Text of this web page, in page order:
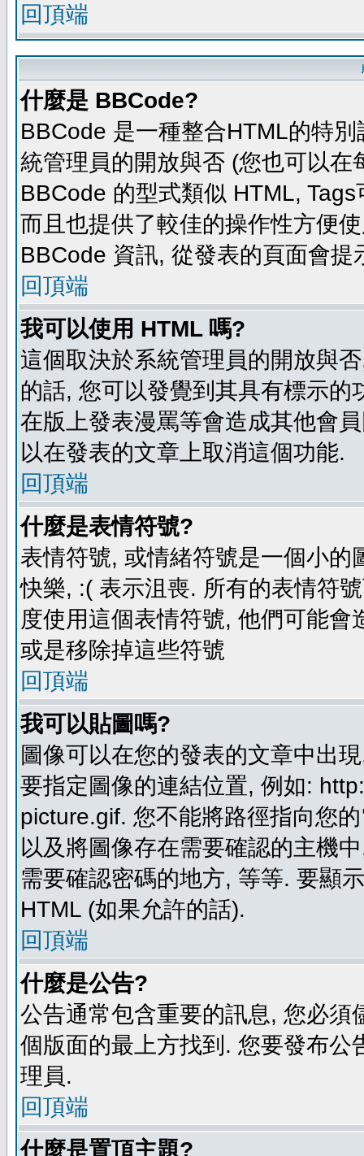
回頂端
什麼是 BBCode?
BBCode 是一種整合HTML的特
統管理員的開放與否 (您也可以
BBCode 的型式類似 HTML,
而且也提供了較佳的操作性方便
BBCode 資訊, 從發表的頁面會提
回頂端
我可以使用 HTML 嗎?
這個取決於系統管理員的開放與
的話, 您可以發覺到其具有標示
在版上發表漫罵等會造成其他會
以在發表的文章上取消這個功能.
回頂端
什麼是表情符號?
表情符號, 或情緒符號是一個小
快樂, :( 表示沮喪. 所有的表情符
度使用這個表情符號, 他們可能
或是移除掉這些符號
回頂端
我可以貼圖嗎?
圖像可以在您的發表的文章中出
要指定圖像的連結位置, 例如:
picture.gif. 您不能將路徑指向您
以及將圖像存在需要確認的主機
需要確認密碼的地方, 等等. 要顯
HTML (如果允許的話).
回頂端
什麼是公告?
公告通常包含重要的訊息, 您必
個版面的最上方找到. 您要發布
理員.
回頂端
什麼是置頂主題?